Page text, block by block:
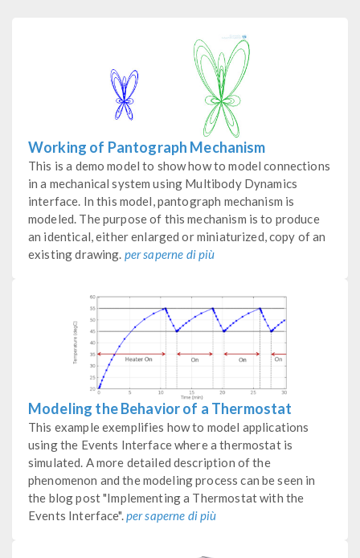
Working of Pantograph Mechanism
This is a demo model to show how to model connections
in a mechanical system using Multibody Dynamics
interface. In this model, pantograph mechanism is
modeled. The purpose of this mechanism is to produce
an identical, either enlarged or miniaturized, copy of an
existing drawing. per saperne di più
Modeling the Behavior of a Thermostat
This example exemplifies how to model applications
using the Events Interface where a thermostat is
simulated. A more detailed description of the
phenomenon and the modeling process can be seen in
the blog post "Implementing a Thermostat with the
Events Interface".per saperne di più